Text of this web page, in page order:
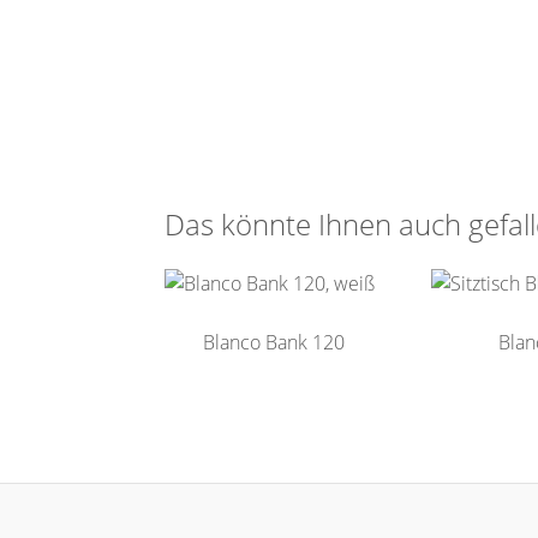
Das könnte Ihnen auch
Blanco Bank 120